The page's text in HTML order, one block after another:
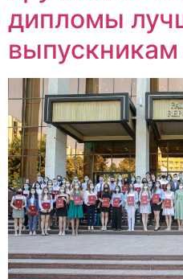
дипломы